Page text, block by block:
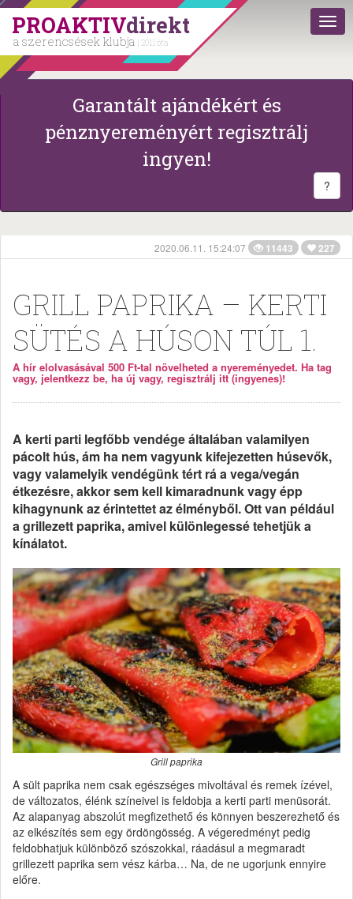
PROAKTIVdirekt
a szerencsések klubja | 2011 óta
Garantált ajándékért és
pénznyereményért regisztrálj
ingyen!
?
2020.06.11. 15:24:07 11443 227
GRILL PAPRIKA – KERTI
SÜTÉS A HÚSON TÚL 1.
A hír elolvasásával 500 Ft-tal növelheted a nyereményedet. Ha tag
vagy, jelentkezz be, ha új vagy, regisztrálj itt (ingyenes)!
A kerti parti legfőbb vendége általában valamilyen
pácolt hús, ám ha nem vagyunk kifejezetten húsevők,
vagy valamelyik vendégünk tért rá a vega/vegán
étkezésre, akkor sem kell kimaradnunk vagy épp
kihagynunk az érintettet az élményből. Ott van például
a grillezett paprika, amivel különlegessé tehetjük a
kínálatot.
Grill paprika
A sült paprika nem csak egészséges mivoltával és remek ízével,
de változatos, élénk színeivel is feldobja a kerti parti menüsorát.
Az alapanyag abszolút megfizethető és könnyen beszerezhető és
az elkészítés sem egy ördöngösség. A végeredményt pedig
feldobhatjuk különböző szószokkal, ráadásul a megmaradt
grillezett paprika sem vész kárba… Na, de ne ugorjunk ennyire
előre.